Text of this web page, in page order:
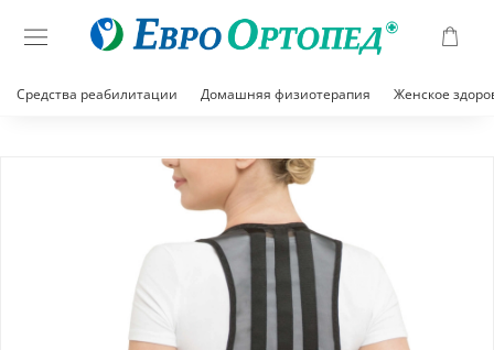
Средства реабилитации Домашняя физиотерапия Женское